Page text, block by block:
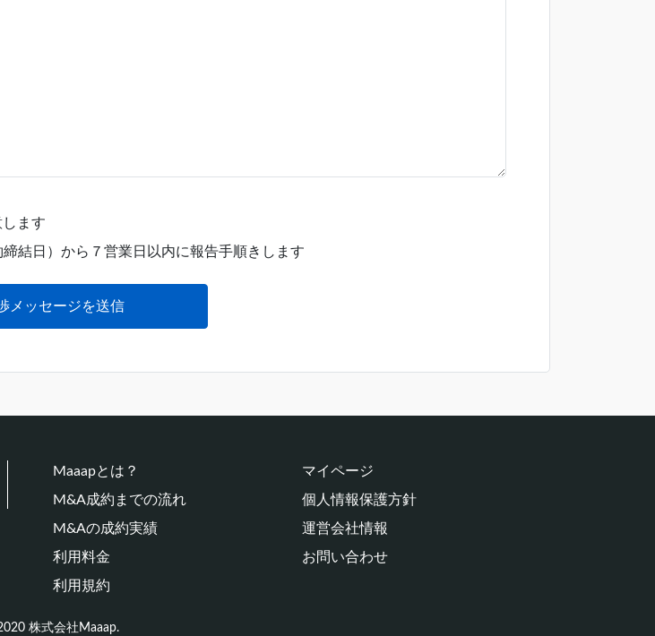
ます
結日）から７営業日以内に報告手順きします
メッセージを送信
Maaapとは？
M&A成約までの流れ
M&Aの成約実績
利用料金
利用規約
マイページ
個人情報保護方針
運営会社情報
お問い合わせ
株式会社Maaap.